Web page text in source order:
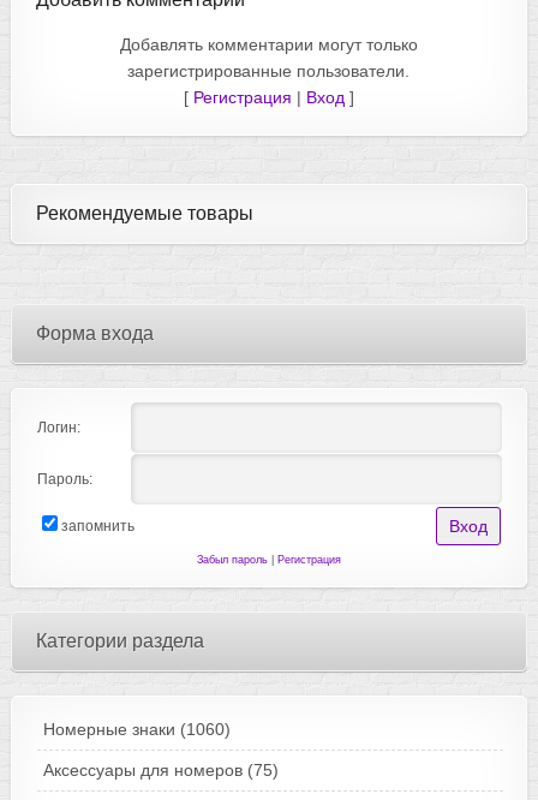
Добавлять комментарии могут только
зарегистрированные пользователи.
[ Регистрация | Вход ]
Рекомендуемые товары
Форма входа
Логин:
Пароль:
запомнить
Забыл пароль| Регистрация
Категории раздела
Номерные знаки (1060)
Аксессуары для номеров (75)